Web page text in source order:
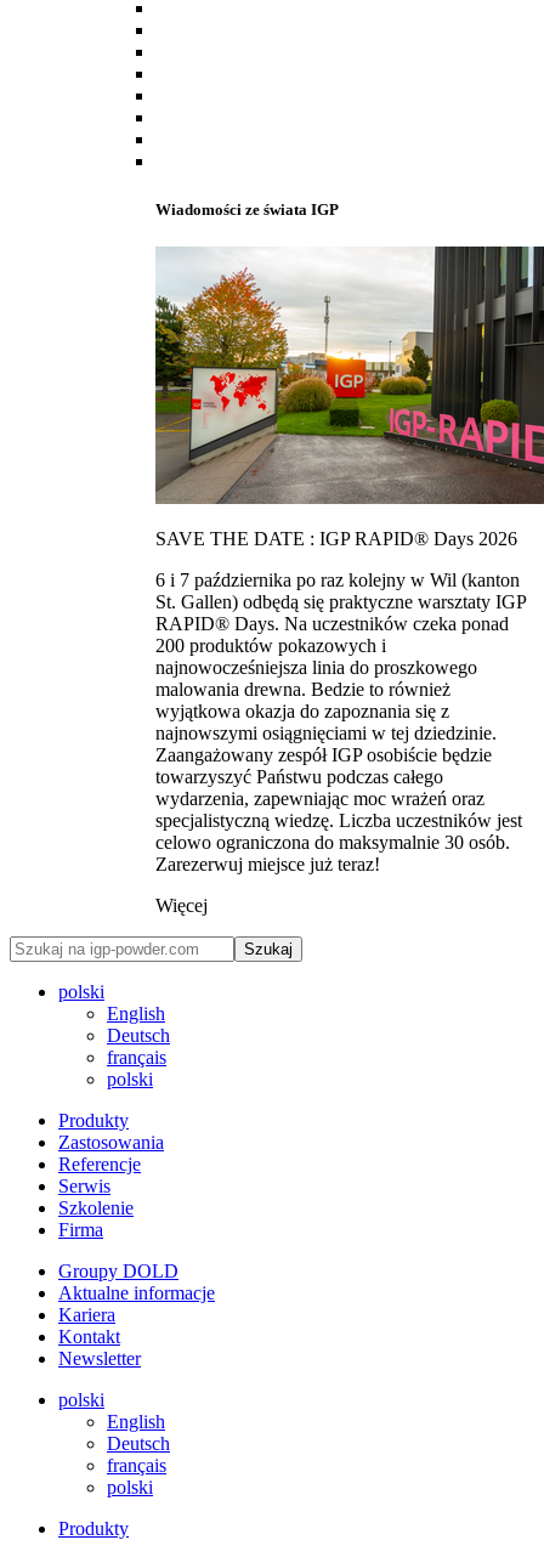
Wiadomości ze świata IGP
SAVE THE DATE : IGP RAPID® Days 2026
6 i 7 października po raz kolejny w Wil (kanton
St. Gallen) odbędą się praktyczne warsztaty IGP
RAPID® Days. Na uczestników czeka ponad
200 produktów pokazowych i
najnowocześniejsza linia do proszkowego
malowania drewna. Bedzie to również
wyjątkowa okazja do zapoznania się z
najnowszymi osiągnięciami w tej dziedzinie.
Zaangażowany zespół IGP osobiście będzie
towarzyszyć Państwu podczas całego
wydarzenia, zapewniając moc wrażeń oraz
specjalistyczną wiedzę. Liczba uczestników jest
celowo ograniczona do maksymalnie 30 osób.
Zarezerwuj miejsce już teraz!
Więcej
Szukaj
polski
English
Deutsch
français
polski
Produkty
Zastosowania
Referencje
Serwis
Szkolenie
Firma
Groupy DOLD
Aktualne informacje
Kariera
Kontakt
Newsletter
polski
English
Deutsch
français
polski
Produkty